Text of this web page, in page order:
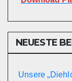
NEUESTE
Unsere